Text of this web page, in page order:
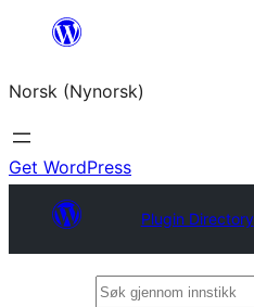
content
Norsk (Nynorsk)
Get WordPress
Plugin Directory
Søk